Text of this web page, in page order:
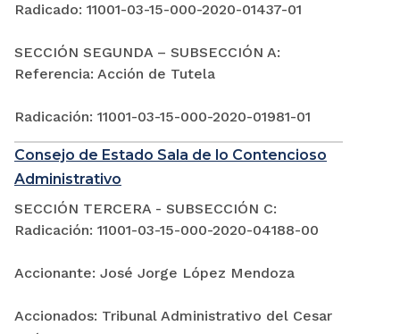
Radicado: 11001-03-15-000-2020-01437-01
SECCIÓN SEGUNDA – SUBSECCIÓN A:
Referencia: Acción de Tutela
Radicación: 11001-03-15-000-2020-01981-01
Consejo de Estado Sala de lo Contencioso
Administrativo
SECCIÓN TERCERA - SUBSECCIÓN C:
Radicación: 11001-03-15-000-2020-04188-00
Accionante: José Jorge López Mendoza
Accionados: Tribunal Administrativo del Cesar